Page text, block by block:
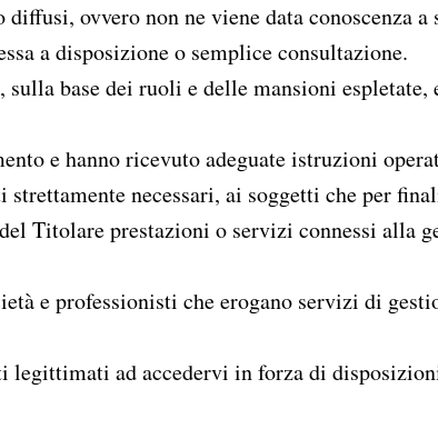
ovvero non ne viene data conoscenza
a disposizione o semplice consultazione.
base dei ruoli e delle mansioni
e hanno ricevuto adeguate istruzioni
necessari, ai soggetti che per
Titolare prestazioni o servizi connessi alla
e professionisti che erogano servizi di
legittimati ad accedervi in forza di